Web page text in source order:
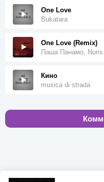
One Love
Bukatara
One Love (Remix)
Паша Панамо, Nuris
Кино
musica di strada